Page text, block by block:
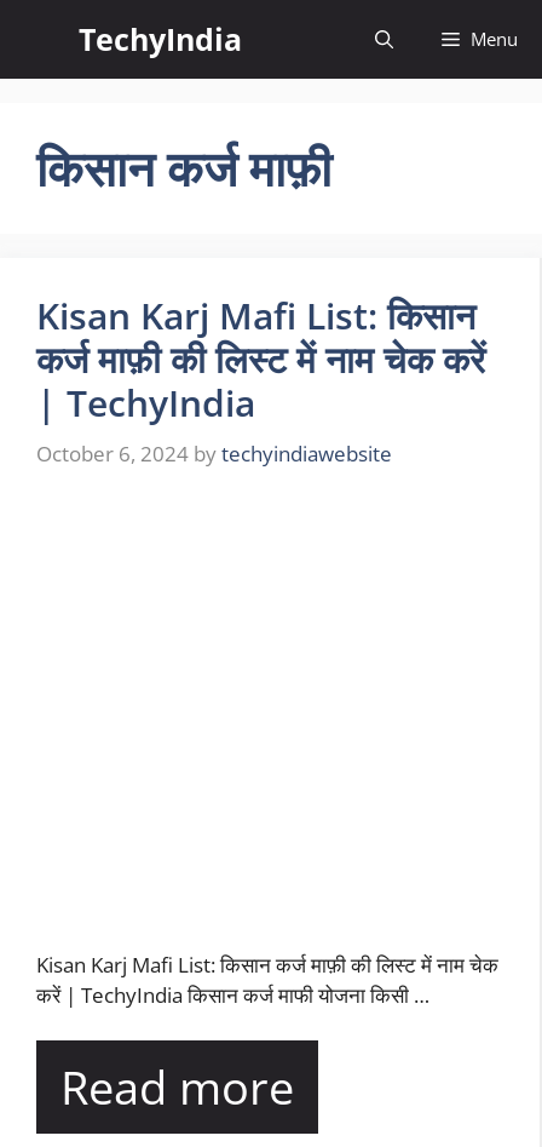
content
TechyIndia Menu
किसान कर्ज माफ़ी
Kisan Karj Mafi List: किसान
कर्ज माफ़ी की लिस्ट में नाम चेक करें
| TechyIndia
October 6, 2024 bytechyindiawebsite
Kisan Karj Mafi List: किसान कर्ज माफ़ी की लिस्ट में नाम चेक
करें | TechyIndia किसान कर्ज माफी योजना किसी …
Read more